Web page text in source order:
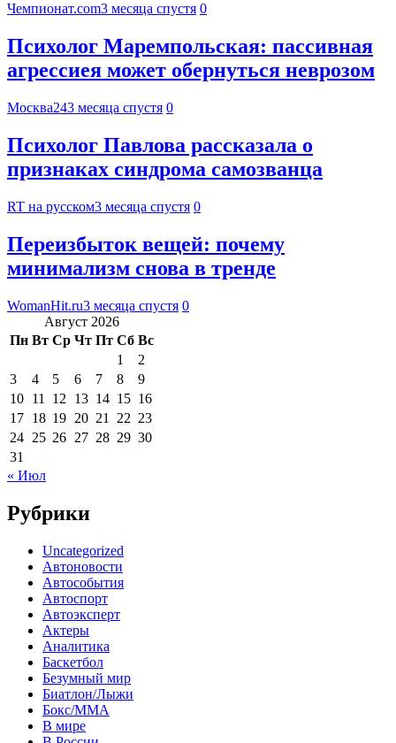
Чемпионат.com3 месяца спустя 0
Психолог Маремпольская: пассивная
агрессиея может обернуться неврозом
Москва243 месяца спустя 0
Психолог Павлова рассказала о
признаках синдрома самозванца
RT на русском3 месяца спустя 0
Переизбыток вещей: почему
минимализм снова в тренде
WomanHit.ru3 месяца спустя 0
Август 2026
Пн Вт Ср Чт Пт Сб Вс
1
2
3
4 5 6 7 8
9
10 11 12 13 14 15 16
17 18 19 20 21 22 23
24 25 26 27 28 29 30
31
« Июл
Рубрики
Uncategorized
Автоновости
Автособытия
Автоспорт
Автоэксперт
Актеры
Аналитика
Баскетбол
Безумный мир
Биатлон/Лыжи
Бокс/MMA
В мире